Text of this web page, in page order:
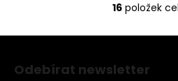
O
v
16položek
Odebírat newsletter